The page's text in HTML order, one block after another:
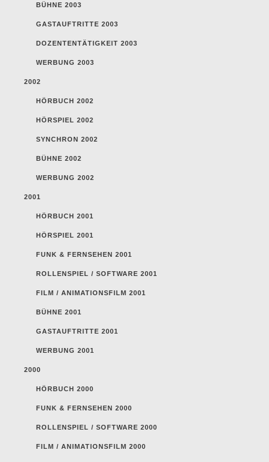
BÜHNE 2003
GASTAUFTRITTE 2003
DOZENTENTÄTIGKEIT 2003
WERBUNG 2003
2002
HÖRBUCH 2002
HÖRSPIEL 2002
SYNCHRON 2002
BÜHNE 2002
WERBUNG 2002
2001
HÖRBUCH 2001
HÖRSPIEL 2001
FUNK & FERNSEHEN 2001
ROLLENSPIEL / SOFTWARE 2001
FILM / ANIMATIONSFILM 2001
BÜHNE 2001
GASTAUFTRITTE 2001
WERBUNG 2001
2000
HÖRBUCH 2000
FUNK & FERNSEHEN 2000
ROLLENSPIEL / SOFTWARE 2000
FILM / ANIMATIONSFILM 2000